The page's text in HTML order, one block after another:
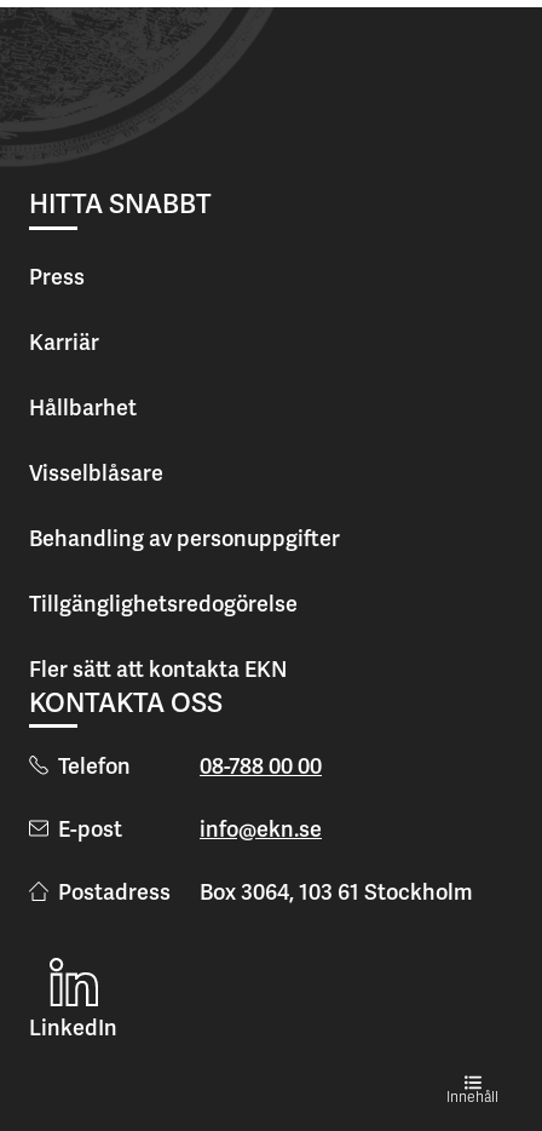
Öppna
Innehåll
HITTA SNABBT
Press
Karriär
Hållbarhet
Visselblåsare
Behandling av personuppgifter
Tillgänglighetsredogörelse
Fler sätt att kontakta EKN
KONTAKTA OSS
Telefon 08-788 00 00
E-post info@ekn.se
Postadress Box 3064, 103 61 Stockholm
LinkedIn